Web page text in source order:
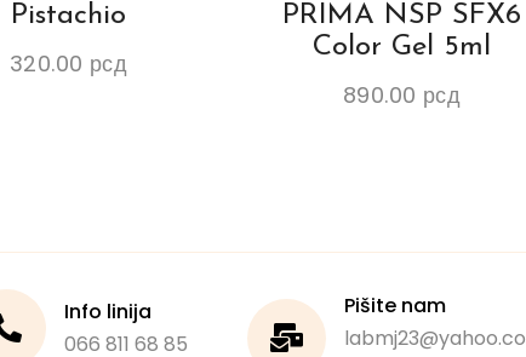
Pistachio
320.00 рсд
PRIMA NSP SFX6
Color Gel 5ml
890.00 рсд
Info linija
066 811 68 85
Pišite nam
labmj23@yahoo.co